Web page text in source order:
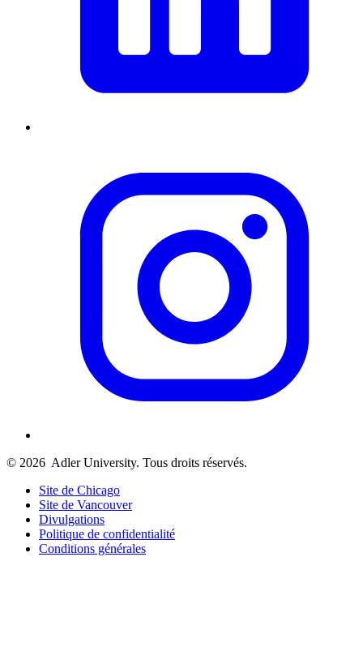
© 2026 Adler University. Tous droits réservés.
Site de Chicago
Site de Vancouver
Divulgations
Politique de confidentialité
Conditions générales